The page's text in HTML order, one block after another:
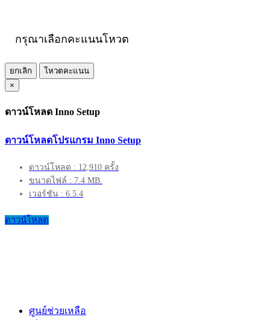
กรุณาเลือกคะแนนโหวต
ยกเลิก
โหวตคะแนน
×
ดาวน์โหลด Inno Setup
ดาวน์โหลดโปรแกรม Inno Setup
ดาวน์โหลด : 12,910 ครั้ง
ขนาดไฟล์ : 7.4 MB.
เวอร์ชัน : 6.5.4
ดาวน์โหลด
ศูนย์ช่วยเหลือ